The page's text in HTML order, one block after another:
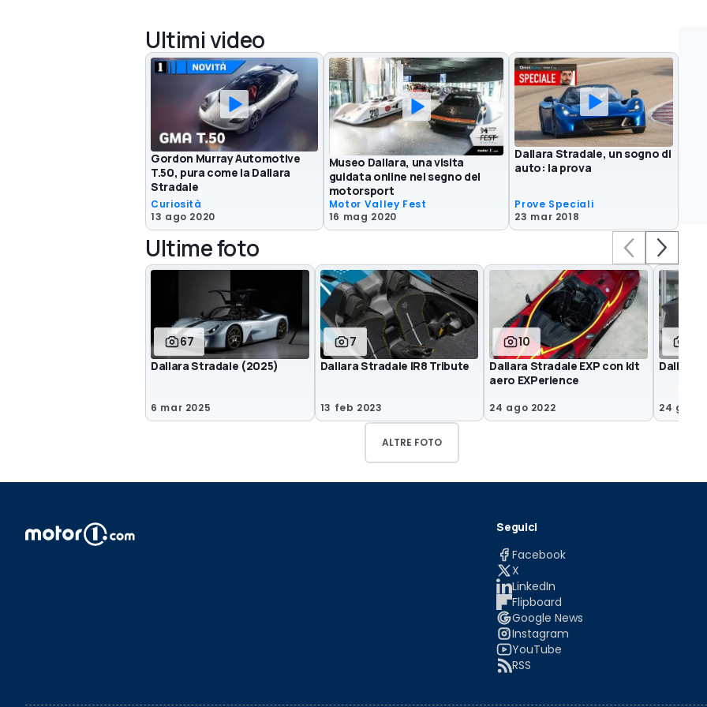
Ultimi video
Gordon Murray Automotive
T.50, pura come la Dallara
Stradale
Curiosità
13 ago 2020
Museo Dallara, una visita
guidata online nel segno del
motorsport
Motor Valley Fest
16 mag 2020
Dallara Stradale, un sogno di
auto: la prova
Prove Speciali
23 mar 2018
Ultime foto
67
Dallara Stradale (2025)
6 mar 2025
7
Dallara Stradale IR8 Tribute
13 feb 2023
10
Dallara Stradale EXP con kit
aero EXPerience
24 ago 2022
Dallara
24 gen
ALTRE FOTO
Seguici
Facebook
X
LinkedIn
Flipboard
Google News
Instagram
YouTube
RSS